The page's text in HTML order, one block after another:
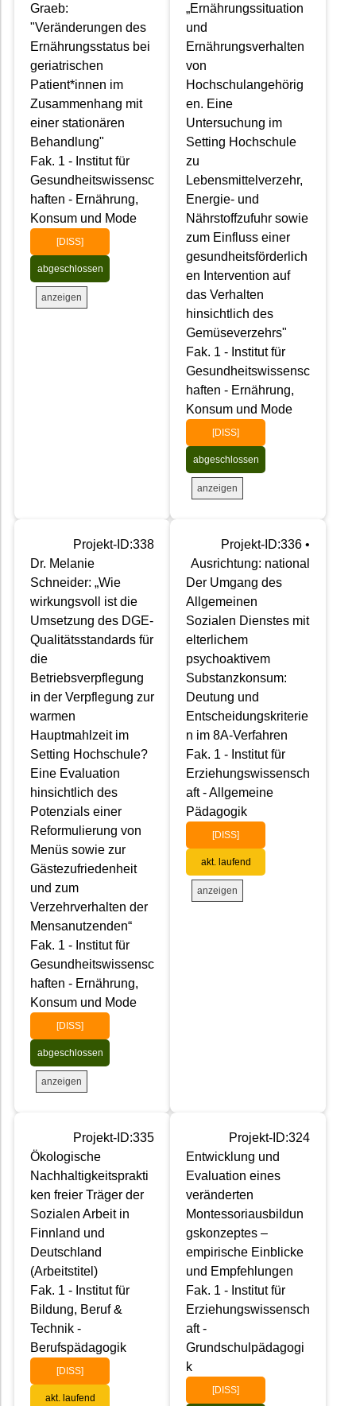
Graeb:
"Veränderungen des
Ernährungsstatus bei
geriatrischen
Patient*innen im
Zusammenhang mit
einer stationären
Behandlung"
Fak. 1 - Institut für
Gesundheitswissensc
haften - Ernährung,
Konsum und Mode
[DISS]
abgeschlossen
anzeigen
„Ernährungssituation
und
Ernährungsverhalten
von
Hochschulangehörig
en. Eine
Untersuchung im
Setting Hochschule
zu
Lebensmittelverzehr,
Energie- und
Nährstoffzufuhr sowie
zum Einfluss einer
gesundheitsförderlich
en Intervention auf
das Verhalten
hinsichtlich des
Gemüseverzehrs"
Fak. 1 - Institut für
Gesundheitswissensc
haften - Ernährung,
Konsum und Mode
[DISS]
abgeschlossen
anzeigen
Projekt-ID:338
Dr. Melanie
Schneider: „Wie
wirkungsvoll ist die
Umsetzung des DGE-
Qualitätsstandards für
die
Betriebsverpflegung
in der Verpflegung zur
warmen
Hauptmahlzeit im
Setting Hochschule?
Eine Evaluation
hinsichtlich des
Potenzials einer
Reformulierung von
Menüs sowie zur
Gästezufriedenheit
und zum
Verzehrverhalten der
Mensanutzenden“
Fak. 1 - Institut für
Gesundheitswissensc
haften - Ernährung,
Konsum und Mode
[DISS]
abgeschlossen
anzeigen
Projekt-ID:336 •
Ausrichtung: national
Der Umgang des
Allgemeinen
Sozialen Dienstes mit
elterlichem
psychoaktivem
Substanzkonsum:
Deutung und
Entscheidungskriterie
n im 8A-Verfahren
Fak. 1 - Institut für
Erziehungswissensch
aft - Allgemeine
Pädagogik
[DISS]
akt. laufend
anzeigen
Projekt-ID:335
Ökologische
Nachhaltigkeitsprakti
ken freier Träger der
Sozialen Arbeit in
Finnland und
Deutschland
(Arbeitstitel)
Fak. 1 - Institut für
Bildung, Beruf &
Technik -
Berufspädagogik
[DISS]
akt. laufend
Projekt-ID:324
Entwicklung und
Evaluation eines
veränderten
Montessoriausbildun
gskonzeptes –
empirische Einblicke
und Empfehlungen
Fak. 1 - Institut für
Erziehungswissensch
aft -
Grundschulpädagogi
k
[DISS]